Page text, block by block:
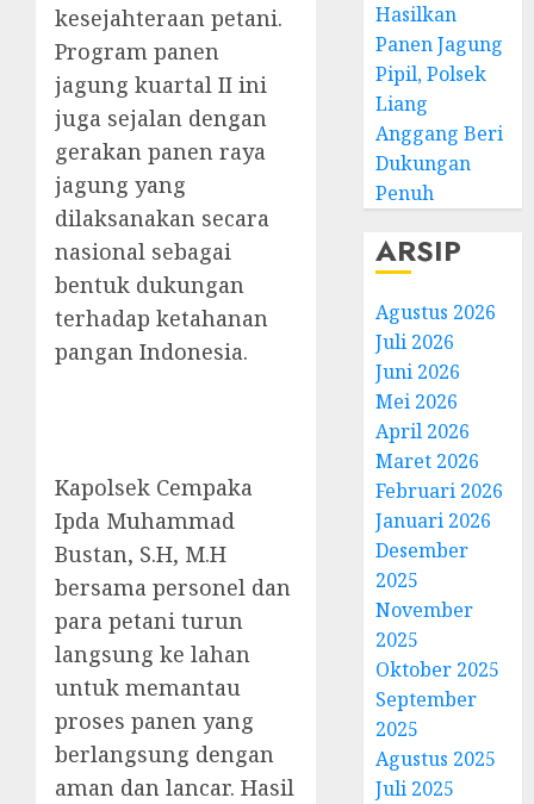
kesejahteraan petani.
Program panen
jagung kuartal II ini
juga sejalan dengan
gerakan panen raya
jagung yang
dilaksanakan secara
nasional sebagai
bentuk dukungan
terhadap ketahanan
pangan Indonesia.
Kapolsek Cempaka
Ipda Muhammad
Bustan, S.H, M.H
bersama personel dan
para petani turun
langsung ke lahan
untuk memantau
proses panen yang
berlangsung dengan
aman dan lancar. Hasil
Hasilkan
Panen Jagung
Pipil, Polsek
Liang
Anggang Beri
Dukungan
Penuh
ARSIP
Agustus 2026
Juli 2026
Juni 2026
Mei 2026
April 2026
Maret 2026
Februari 2026
Januari 2026
Desember
2025
November
2025
Oktober 2025
September
2025
Agustus 2025
Juli 2025